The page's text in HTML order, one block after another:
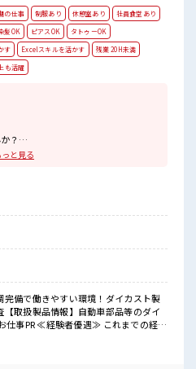
の仕事 制服あり 休憩室あり
社員食堂あり
髪OK ピアスOK
タトゥーOK
す
Excelスキルを活かす
残業 20H未満
も活躍
？
≫
の職場≫
的に自由！
びに悩まずOK♪
！
め！！
自由！
っと見る
完備で働きやすい環境！ダイカスト製
【取扱製品情報】自動車部品等のダイ
ランクがあっても大丈夫♪ 経験はちょ